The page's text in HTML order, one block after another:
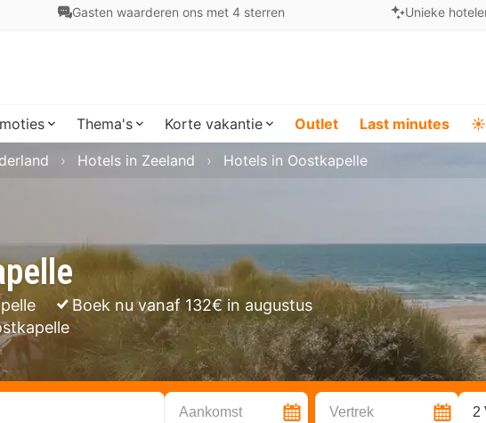
Gasten waarderen ons met 4 sterren Unieke
Thema's Korte vakantie Outlet Last minutes ☀️
Boek nu vanaf 132€ in augustus
Hotels in Zeeland Hotels in Oostkapelle
Aankomst Vertrek 2